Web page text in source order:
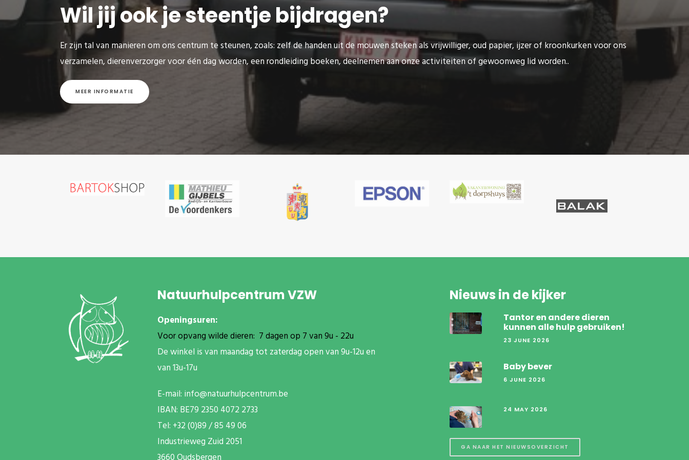
Wil jij ook je steentje bijdragen?
Er zijn tal van manieren om ons centrum te steunen, zoals: zelf de handen uit de mouwen steken als vrijwilliger, oud papier, ijzer of kroonkurken voor ons
verzamelen, dierenverzorger voor één dag worden, een rondleiding boeken, deelnemen aan onze activiteiten of gewoonweg lid worden..
MEER INFORMATIE
Natuurhulpcentrum VZW
Openingsuren:
Voor opvang wilde dieren: 7 dagen op 7 van 9u - 22u
De winkel is van maandag tot zaterdag open van 9u-12u en
van 13u-17u
E-mail: info@natuurhulpcentrum.be
IBAN: BE79 2350 4072 2733
Tel: +32 (0)89 / 85 49 06
Industrieweg Zuid 2051
Nieuws in de kijker
Tantor en andere dieren
kunnen alle hulp gebruiken!
23 JUNE 2026
Baby bever
6 JUNE 2026
24 MAY 2026
GA NAAR HET NIEUWSOVERZICHT